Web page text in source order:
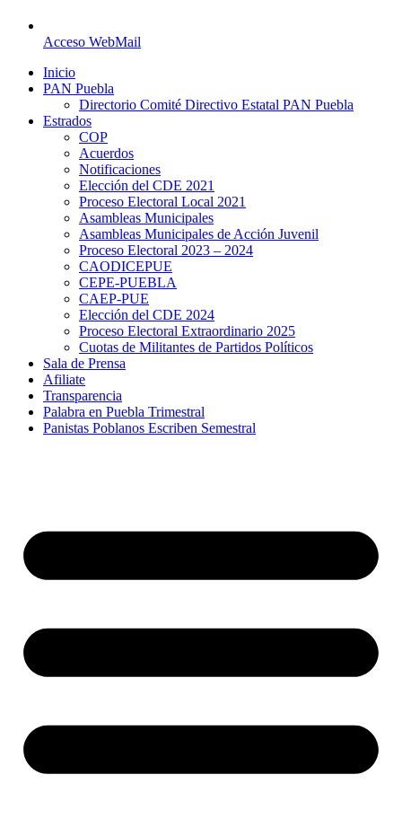
Acceso WebMail
Inicio
PAN Puebla
Directorio Comité Directivo Estatal PAN Puebla
Estrados
COP
Acuerdos
Notificaciones
Elección del CDE 2021
Proceso Electoral Local 2021
Asambleas Municipales
Asambleas Municipales de Acción Juvenil
Proceso Electoral 2023 – 2024
CAODICEPUE
CEPE-PUEBLA
CAEP-PUE
Elección del CDE 2024
Proceso Electoral Extraordinario 2025
Cuotas de Militantes de Partidos Políticos
Sala de Prensa
Afiliate
Transparencia
Palabra en Puebla Trimestral
Panistas Poblanos Escriben Semestral